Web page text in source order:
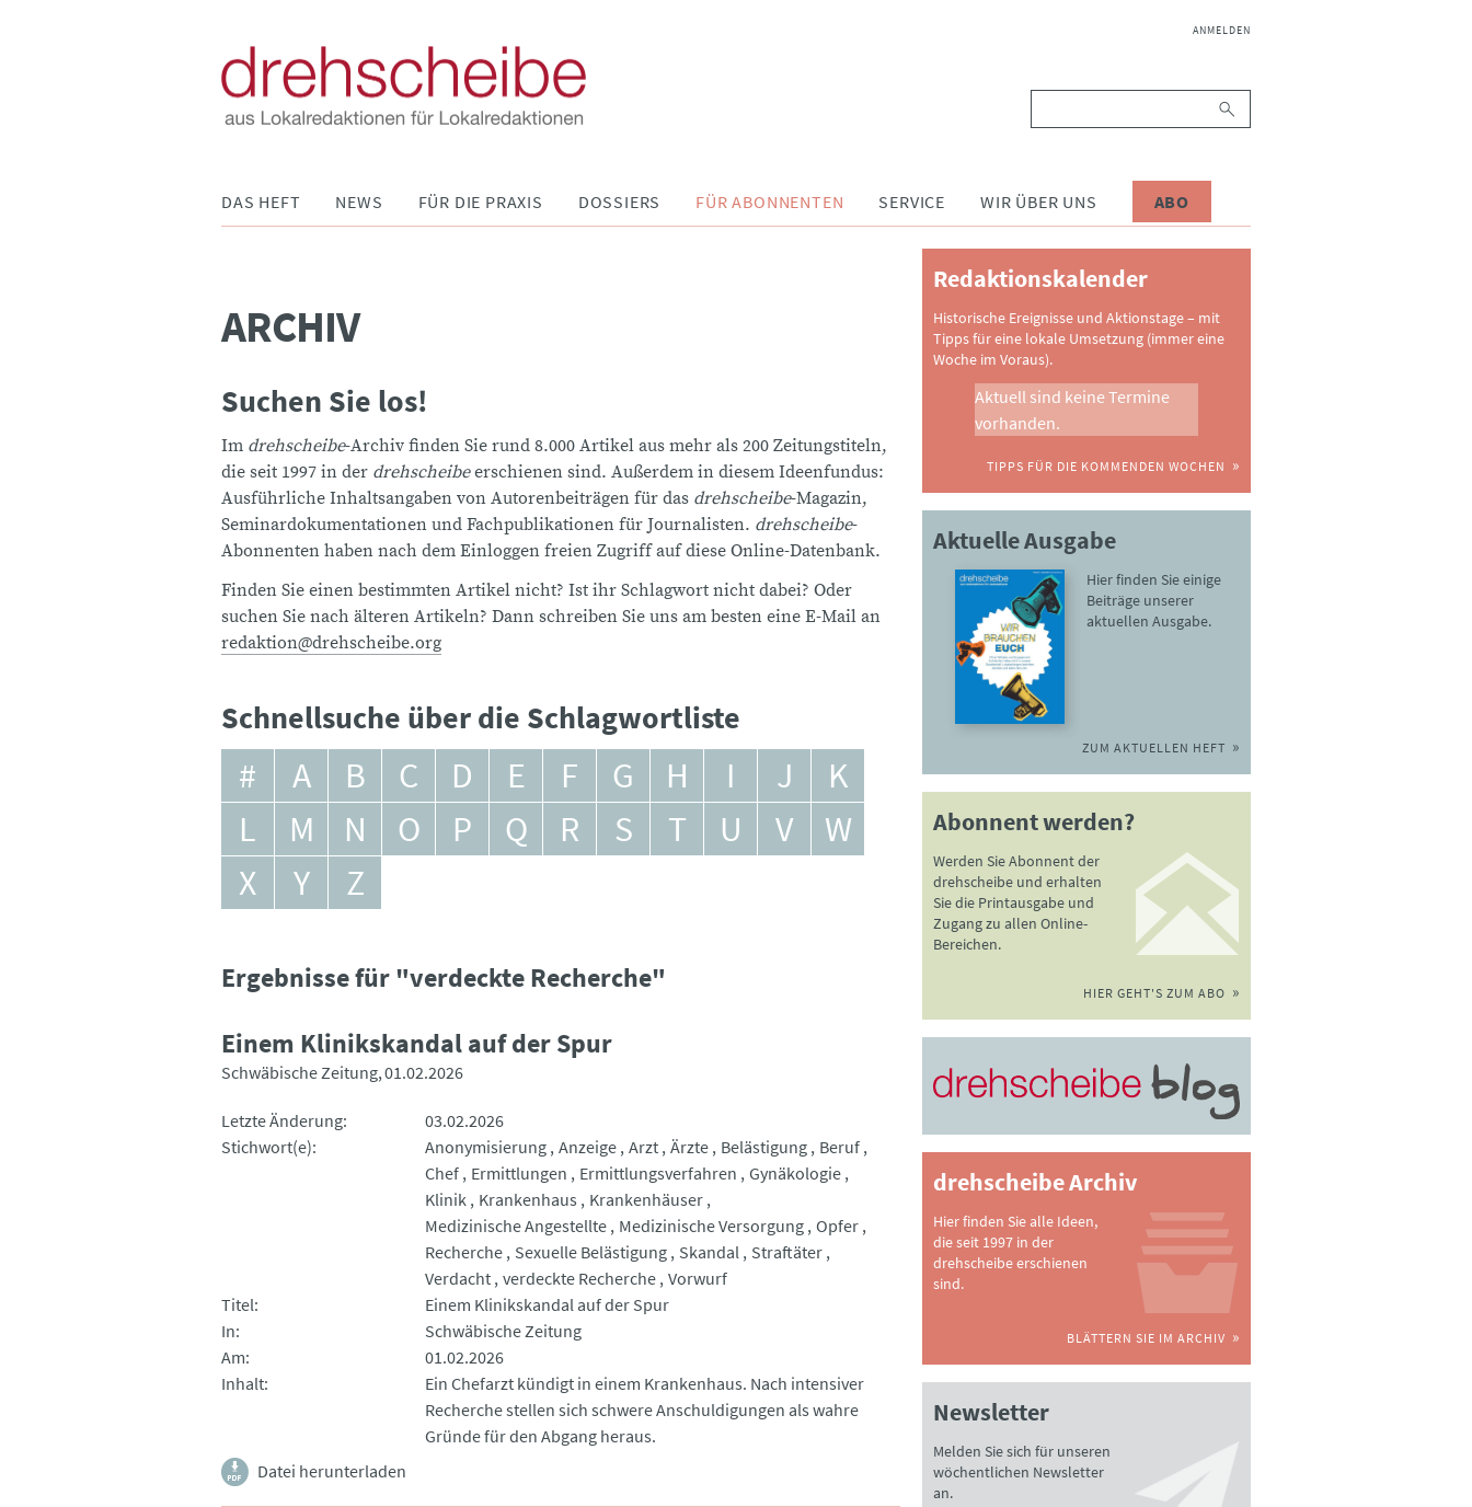
NAVIGATION
ANMELDEN
DAS HEFT NEWS FÜR DIE PRAXIS DOSSIERS FÜR ABONNENTEN SERVICE WIR ÜBER UNS ABO
ARCHIV
Suchen Sie los!
Im drehscheibe-Archiv finden Sie rund 8.000 Artikel aus mehr als 200 Zeitungstiteln,
die seit 1997 in der drehscheibeerschienen sind. Außerdem in diesem Ideenfundus:
Ausführliche Inhaltsangaben von Autorenbeiträgen für das drehscheibe-Magazin,
Seminardokumentationen und Fachpublikationen für Journalisten. drehscheibe-
Abonnenten haben nach dem Einloggen freien Zugriff auf diese Online-Datenbank.
Finden Sie einen bestimmten Artikel nicht? Ist ihr Schlagwort nicht dabei? Oder
suchen Sie nach älteren Artikeln? Dann schreiben Sie uns am besten eine E-Mail an
redaktion@drehscheibe.org
Schnellsuche über die Schlagwortliste
# A B C D E F G H I J
K
L
M N O P Q R S T U V
W
X
Y Z
Ergebnisse für "verdeckte Recherche"
Einem Klinikskandal auf der Spur
Schwäbische Zeitung 01.02.2026
Letzte Änderung
03.02.2026
Stichwort(e)
Anonymisierung Anzeige Arzt Ärzte Belästigung
Beruf
Chef
Ermittlungen Ermittlungsverfahren Gynäkologie
Klinik
Krankenhaus
Krankenhäuser
Medizinische Angestellte
Medizinische Versorgung Opfer
Recherche
Sexuelle Belästigung Skandal
Straftäter
Verdacht verdeckte Recherche Vorwurf
Titel
Einem Klinikskandal auf der Spur
In
Schwäbische Zeitung
Am
01.02.2026
Inhalt
Ein Chefarzt kündigt in einem Krankenhaus. Nach intensiver
Recherche stellen sich schwere Anschuldigungen als wahre
Gründe für den Abgang heraus.
Datei herunterladen
Redaktionskalender
Historische Ereignisse und Aktionstage – mit
Tipps für eine lokale Umsetzung (immer eine
Woche im Voraus).
Aktuell sind keine Termine
vorhanden.
TIPPS FÜR DIE KOMMENDEN WOCHEN
Aktuelle Ausgabe
Hier finden Sie einige
Beiträge unserer
aktuellen Ausgabe.
ZUM AKTUELLEN HEFT
Abonnent werden?
Werden Sie Abonnent der
drehscheibe und erhalten
Sie die Printausgabe und
Zugang zu allen Online-
Bereichen.
HIER GEHT'S ZUM ABO
drehscheibe Archiv
Hier finden Sie alle Ideen,
die seit 1997 in der
drehscheibe erschienen
sind.
BLÄTTERN SIE IM ARCHIV
Newsletter
Melden Sie sich für unseren
wöchentlichen Newsletter
an.